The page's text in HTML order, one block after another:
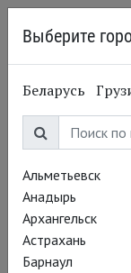
Сабин
Sabine Theunissen
Постановки
Выберите
Беларусь
Альметьевск
Анадырь
Архангельск
Астрахань
Барнаул